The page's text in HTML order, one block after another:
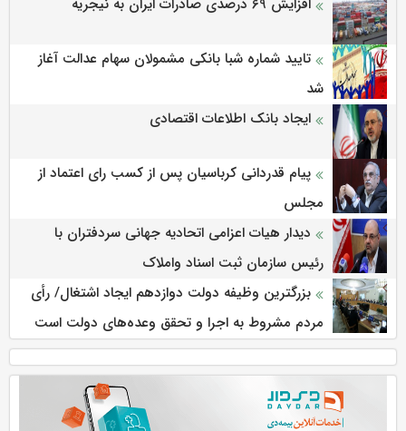
افزایش 69 درصدی صادرات ایران به نیجریه
تایید شماره شبا بانکی مشمولان سهام عدالت آغاز
شد
ایجاد بانک اطلاعات اقتصادی
پیام قدردانی کرباسیان پس از کسب رای اعتماد از
مجلس
دیدار هیات اعزامی اتحادیه جهانی سردفتران با
رئیس سازمان ثبت اسناد واملاک
بزرگترین وظیفه دولت دوازدهم ایجاد اشتغال/ رأی
مردم مشروط به اجرا و تحقق وعده‌های دولت است